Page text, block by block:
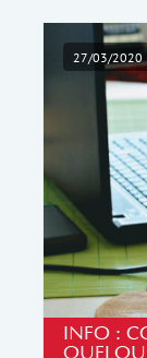
27/03/2020
INFO :